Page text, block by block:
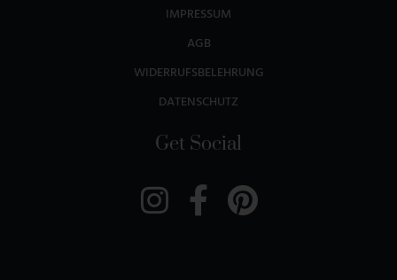
IMPRESSUM
AGB
WIDERRUFSBELEHRUNG
DATENSCHUTZ
Get Social